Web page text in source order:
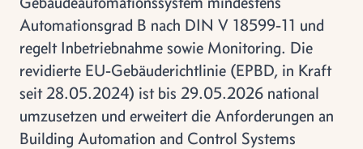
Automationsgrad B nach DIN V 18599-11 und
regelt Inbetriebnahme sowie Monitoring. Die
revidierte EU-Gebäuderichtlinie (EPBD, in Kraft
seit 28.05.2024) ist bis 29.05.2026 national
umzusetzen und erweitert die Anforderungen an
Building Automation and Control Systems